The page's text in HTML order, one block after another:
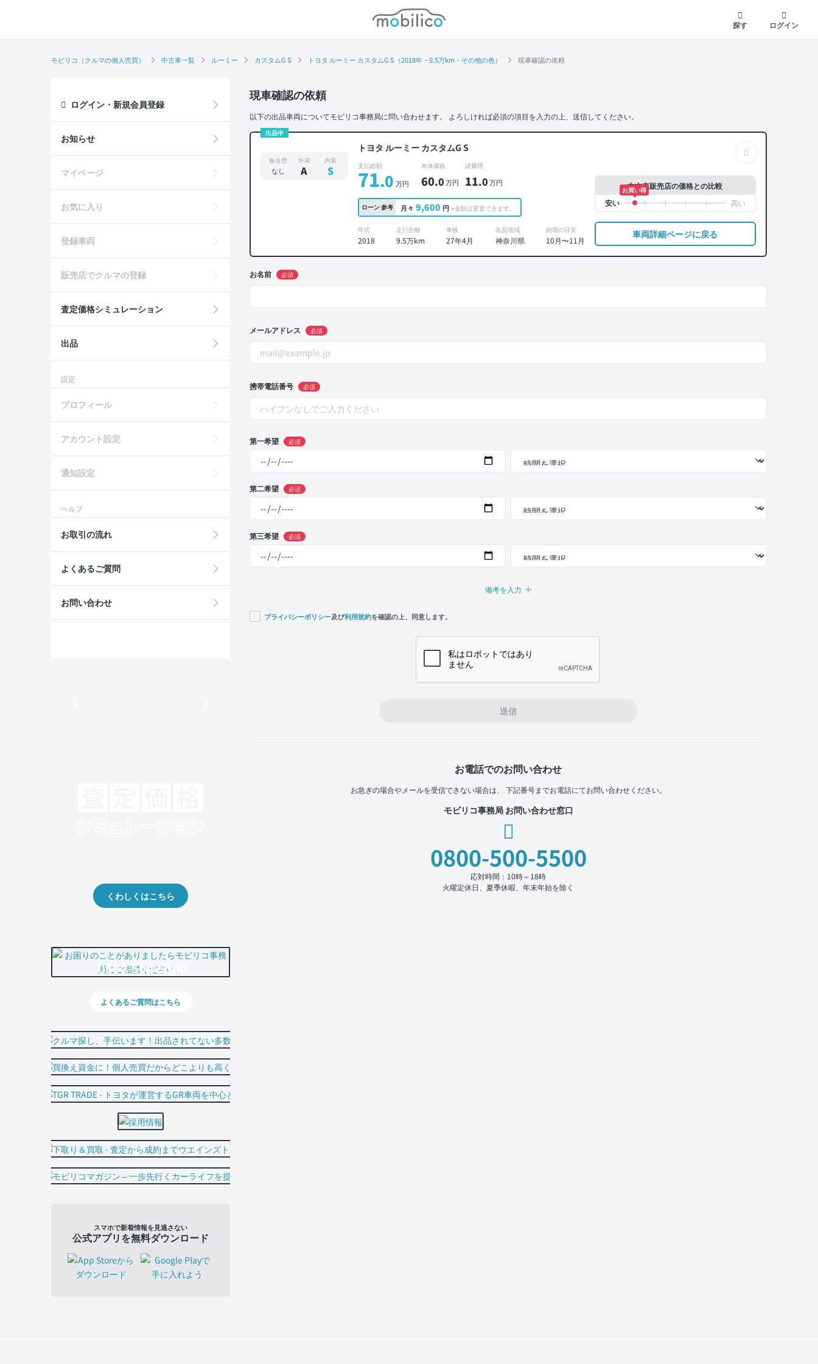
モビリコ
探す
ログイン
モビリコ（クルマの個人売買） 中古車一覧 ルーミー カスタムG S トヨタ ルーミー カスタムG S（2018年・9.5万km・その他の色） 現車確認の依頼
現車確認の依頼
以下の出品車両についてモビリコ事務局に問い合わせます。 よろしければ必須の項目を入力の上、送信してください。
出品中
トヨタ ルーミー カスタムG S
板金歴
なし
外装
A
内装
S 支払総額
71.0 万円
本体価格
60.0万円
諸費用
11.0万円
ローン参考 月々 9,600 円 ※金額は変更できます。
年式
2018
走行距離
9.5万km
車検
27年4月
出品地域
神奈川県
納期の目安
10月〜11月
中古車販売店の価格との比較
お買い得
車両詳細ページに戻る
お名前 必須
メールアドレス 必須
携帯電話番号 必須
第一希望 必須
第二希望 必須
第三希望 必須
備考を入力
プライバシーポリシー及び利用規約を確認の上、同意します。
送信
お電話でのお問い合わせ
お急ぎの場合やメールを受信できない場合は、 下記番号までお電話にてお問い合わせください。
モビリコ事務局 お問い合わせ窓口
0800-500-5500
応対時間：10時～18時
火曜定休日、夏季休暇、年末年始を除く
ログイン・新規会員登録
お知らせ
マイページ
お気に入り
登録車両
販売店でクルマの登録
査定価格シミュレーション
出品
設定
プロフィール
アカウント設定
通知設定
ヘルプ
お取引の流れ
よくあるご質問
お問い合わせ
くわしくはこちら
0800-500-5500
よくあるご質問はこちら
スマホで新着情報を見逃さない
公式アプリを無料ダウンロード